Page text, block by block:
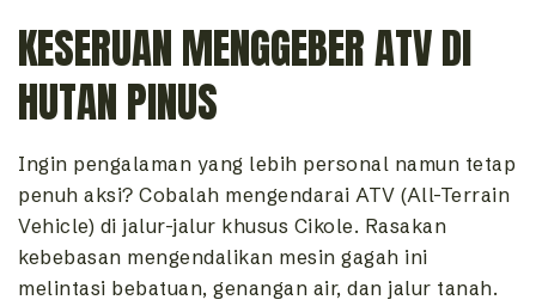
KESERUAN MENGGEBER ATV DI
HUTAN PINUS
Ingin pengalaman yang lebih personal namun tetap
penuh aksi? Cobalah mengendarai ATV (All-Terrain
Vehicle) di jalur-jalur khusus Cikole. Rasakan
kebebasan mengendalikan mesin gagah ini
melintasi bebatuan, genangan air, dan jalur tanah.